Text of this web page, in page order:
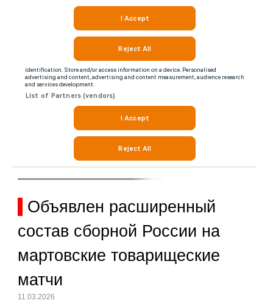
Объявлен расширенный
состав сборной России на
мартовские товарищеские
матчи
11.03.2026